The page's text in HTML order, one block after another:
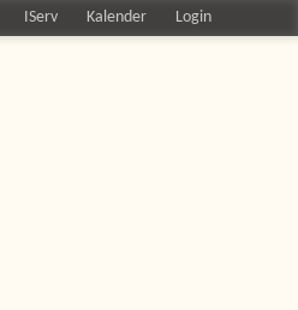
IServ Kalender Login